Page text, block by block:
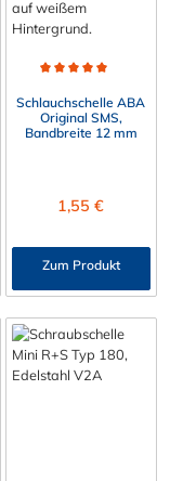
Schlauchschelle ABA
Original SMS,
Bandbreite 12 mm
Regulärer Preis:
1,55 €
Zum Produkt